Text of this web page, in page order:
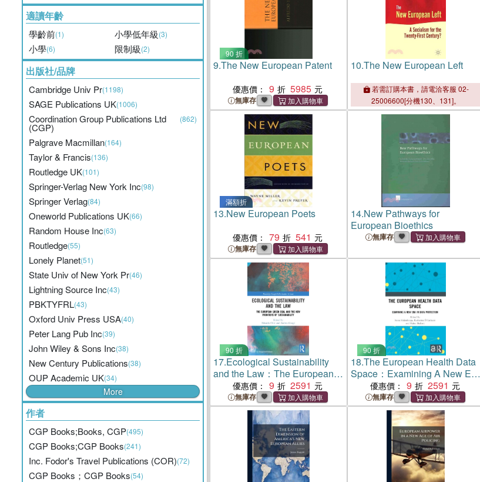
適讀年齡
學齡前(1) 小學低年級(3)
小學(6) 限制級(2)
出版社/品牌
Cambridge Univ Pr(1198)
SAGE Publications UK(1006)
Coordination Group Publications Ltd
(CGP)
(862)
Palgrave Macmillan(164)
Taylor & Francis(136)
Routledge UK(101)
Springer-Verlag New York Inc(98)
Springer Verlag(84)
Oneworld Publications UK(66)
Random House Inc(63)
Routledge(55)
Lonely Planet(51)
State Univ of New York Pr(46)
Lightning Source Inc(43)
PBKTYFRL(43)
Oxford Univ Press USA(40)
Peter Lang Pub Inc(39)
John Wiley & Sons Inc(38)
New Century Publications(38)
OUP Academic UK(34)
More
作者
CGP Books;Books, CGP(495)
CGP Books;CGP Books(241)
Inc. Fodor's Travel Publications (COR)(72)
CGP Books；CGP Books(54)
90 折
9.The New European Patent
優惠價： 9 5985
無庫存
10.The New European Left
若需訂購本書，請電洽客服 02-
25006600[分機130、131]。
滿額折
13.New European Poets
優惠價： 79 541
無庫存
14.New Pathways for
European Bioethics
無庫存
90 折
17.Ecological Sustainability
and the Law：The European
Green Deal and the New
Frontiers of Sustainability
優惠價： 9 2591
無庫存
90 折
18.The European Health Data
Space：Examining A New Era
in Data Protection
優惠價： 9 2591
無庫存